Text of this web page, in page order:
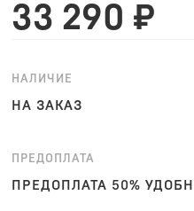
33 290 ₽
НАЛИЧИЕ
НА ЗАКАЗ
ПРЕДОПЛАТА
ПРЕДОПЛАТА 50%